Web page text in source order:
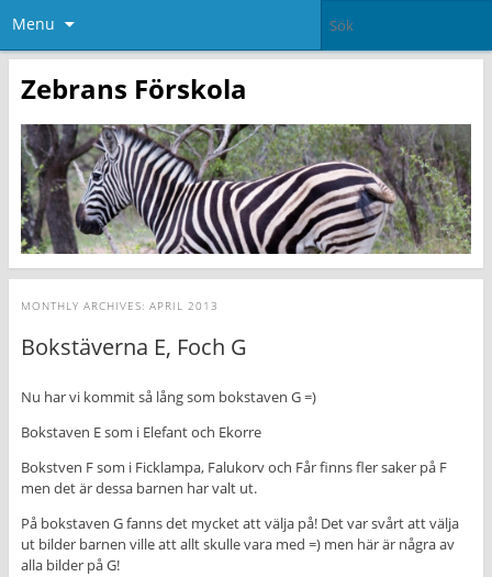
Menu
Zebrans Förskola
MONTHLY ARCHIVES: APRIL 2013
Bokstäverna E, Foch G
Nu har vi kommit så lång som bokstaven G =)
Bokstaven E som i Elefant och Ekorre
Bokstven F som i Ficklampa, Falukorv och Får finns fler saker på F
men det är dessa barnen har valt ut.
På bokstaven G fanns det mycket att välja på! Det var svårt att välja
ut bilder barnen ville att allt skulle vara med =) men här är några av
alla bilder på G!